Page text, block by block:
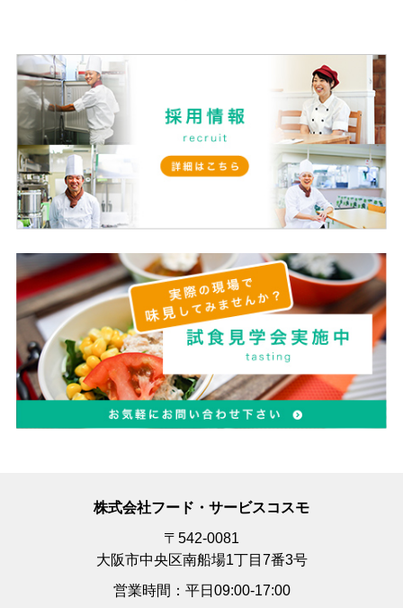
株式会社フード・サービスコスモ
〒542-0081
大阪市中央区南船場1丁目7番3号
営業時間：平日09:00-17:00